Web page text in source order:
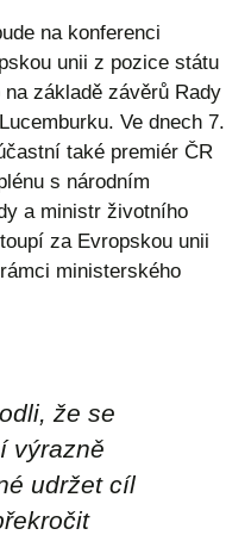
na konferenci
unii z pozice státu
základě závěrů Rady
Ve dnech 7.
také premiér ČR
s národním
a ministr životního
za Evropskou unii
ministerského
že se
výrazně
udržet cíl